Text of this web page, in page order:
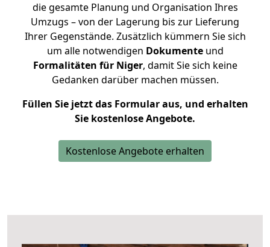
die gesamte Planung und Organisation Ihres
Umzugs – von der Lagerung bis zur Lieferung
Ihrer Gegenstände. Zusätzlich kümmern Sie sich
um alle notwendigen Dokumenteund
Formalitäten für Niger, damit Sie sich keine
Gedanken darüber machen müssen.
Füllen Sie jetzt das Formular aus, und erhalten
Sie kostenlose Angebote.
Kostenlose Angebote erhalten